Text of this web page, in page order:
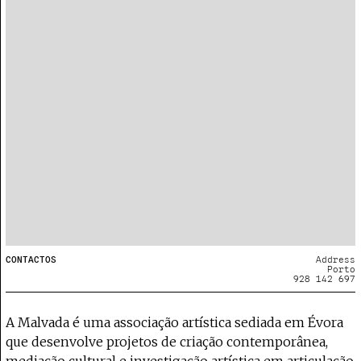
CONTACTOS
Address
Porto
928 142 697
A Malvada é uma associação artística sediada em Évora
que desenvolve projetos de criação contemporânea,